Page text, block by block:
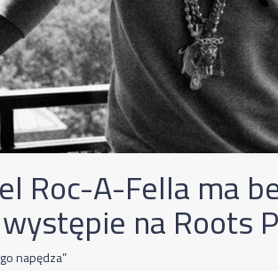
Roc-A-Fella ma
na Roots
napędza”